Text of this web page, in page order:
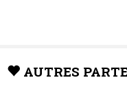
AUTRES